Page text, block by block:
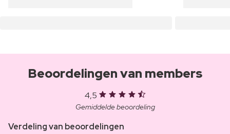
Beoordelingen van members
4,5
Gemiddelde beoordeling
Verdeling van beoordelingen